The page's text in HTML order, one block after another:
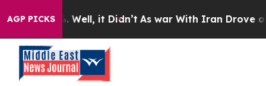
AGP PICKS
40%. Well, it Didn’t As war With Iran Drove oil